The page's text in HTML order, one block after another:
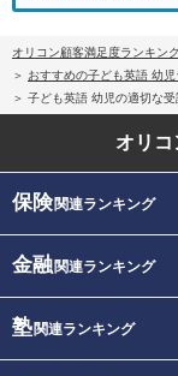
オリコン顧客満足度ランキン
おすすめの子ども英語 幼
子ども英語 幼児の適切な
オリ
保険関連ランキング
金融関連ランキング
塾関連ランキング